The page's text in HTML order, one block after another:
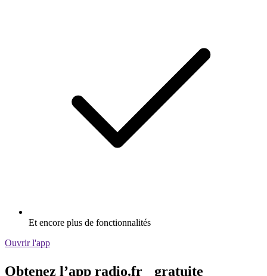
Et encore plus de fonctionnalités
Ouvrir l'app
Obtenez l’app radio.fr gratuite